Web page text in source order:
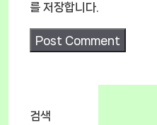
를 저장합니다.
검색